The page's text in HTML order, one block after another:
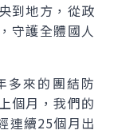
到地方，從政
守護全體國人
多來的團結防
個月，我們的
連續25個月出